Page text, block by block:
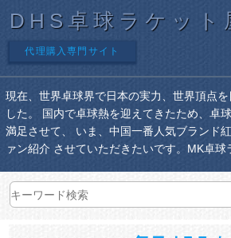
DHS卓球ラケット
代理購入専門サイト
現在、世界卓球界で日本の実力、世界頂点
した。 国内で卓球熱を迎えてきたため、卓
満足させて、 いま、中国一番人気ブランド
ァン紹介 させていただきたいです。MK卓球